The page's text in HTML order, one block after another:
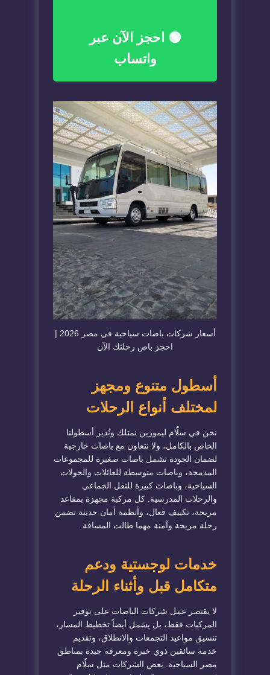
🟢 احجز الآن عبر
واتساب
أسعار شركات باصات سياحية في مصر 2026 |
احجز باص رحلتك الآن
أسطول متنوع ومجهز
لمختلف أنواع الرحلات
نحن في سلّام ليموزين نمتلك ونُدير أسطولنا
الخاص بالكامل، ولا نتعاون مع باصات خارجية
لضمان الجودة تشمل باصات صغيرة للمجموعات
المدمجة، وباصات متوسطة للعائلات والجولات
السياحية، وباصات كبيرة للنقل الجماعي
والرحلات المدرسية. كل مركبة مجهزة بمقاعد
مريحة، تكييف فعال، وأنظمة أمان حديثة تضمن
رحلة مريحة وآمنة مهما طالت المسافة.
خدمات لوجستية ودعم
متكامل قبل وأثناء الرحلة
لا يقتصر عمل شركات الباصات على توفير
المركبات فقط، بل يشمل أيضاً تخطيط المسار،
تنسيق مواعيد التجمعات والانطلاق، وتقديم
خدمة سائقين ذوي خبرة ومعرفة جيدة بمناطق
مصر السياحية. بعض الشركات مثل سلّام